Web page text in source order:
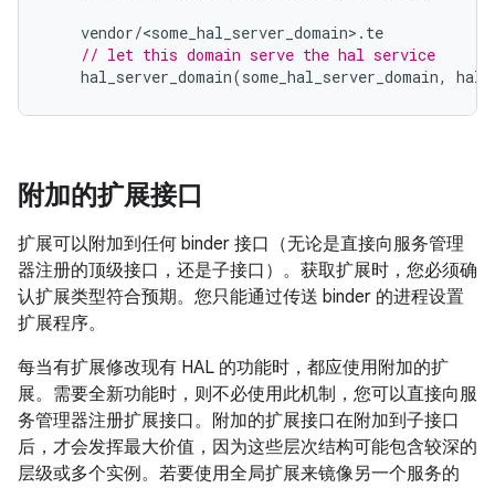
vendor/<some_hal_server_domain> . te
// let this domain serve the hal service
hal_server_domain(some_hal_server_domain,
附加的扩展接口
扩展可以附加到任何 binder 接口（无论是直接向服务管理
器注册的顶级接口，还是子接口）。获取扩展时，您必须确
认扩展类型符合预期。您只能通过传送 binder 的进程设置
扩展程序。
每当有扩展修改现有 HAL 的功能时，都应使用附加的扩
展。需要全新功能时，则不必使用此机制，您可以直接向服
务管理器注册扩展接口。附加的扩展接口在附加到子接口
后，才会发挥最大价值，因为这些层次结构可能包含较深的
层级或多个实例。若要使用全局扩展来镜像另一个服务的